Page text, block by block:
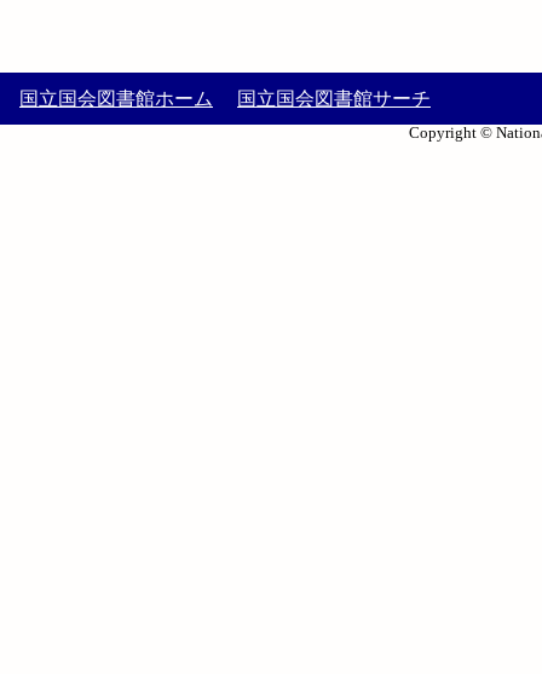
国立国会図書館ホーム 国立国会図書館サーチ
Copyright ©